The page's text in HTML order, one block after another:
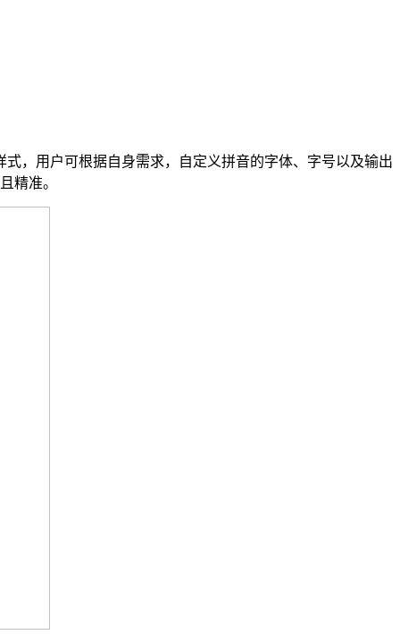
，用户可根据自身需求，自定义拼音的字体、字号以及输出
精准。